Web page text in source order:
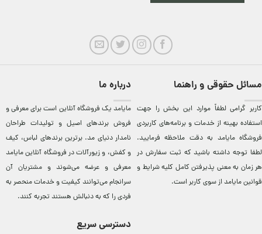
مسائل حقوقی و راهنما
کاربر گرامی لطفاً موارد این بخش را جهت
استفاده بهینه از خدمات و برنامه‌‏های کاربردی
فروشگاه مایامد به دقت ملاحظه فرمایید.
لطفا توجه داشته باشید که ثبت سفارش در
هر زمان به معنی پذیرفتن کامل کلیهشرایط و
قوانین مایامداز سوی کاربر است.
درباره ما
مایامد يک فروشگاه آنلاين است برای معرفی و
فروش برندهای اصيل و توليدات طراحان
نامدار دنيای مد. برترين‌ برندهای لباس، کيف
و کفش، و زيورآلات در فروشگاه آنلاين مایامد
معرفی و عرضه می‌شوند و مشتريان آن
سرانجام می‌توانند کيفيت و خدمات منحصر به
فردی را که به دنبالش هستند تجربه کنند.
دسترسی سریع